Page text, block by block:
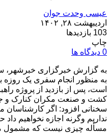
عیسی وحدت جوان
اردیبهشت ۲۸, ۱۴۰۲
103 بازدیدها
چاپ
0 دیدگاه ها
به گزارش خبرگزاری خبرشهر،
به منظور انجام سفری یک
است، پس از بازدید از پروژه
کشت و صنعت مکران کنارک و
سخنانی افزود: اگر کارشناسان
نداریم وگرنه اجازه نخواهیم
مسأله چیزی نیست که مشمول